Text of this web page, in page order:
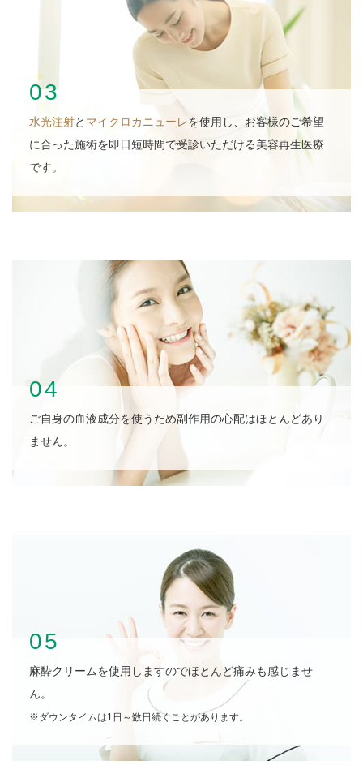
03
水光注射と マイクロカニューレを使用し、お客様のご希望
に合った施術を即日短時間で受診いただける美容再生医療
です。
04
ご自身の血液成分を使うため副作用の心配はほとんどあり
ません。
05
麻酔クリームを使用しますのでほとんど痛みも感じませ
ん。
※ダウンタイムは1日～数日続くことがあります。